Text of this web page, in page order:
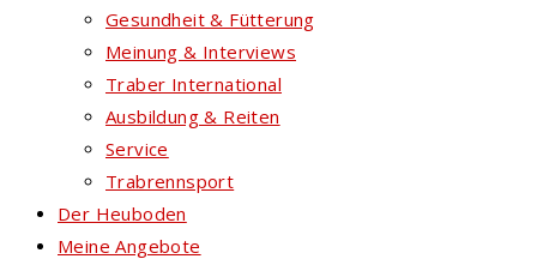
Gesundheit & Fütterung
Meinung & Interviews
Traber International
Ausbildung & Reiten
Service
Trabrennsport
Der Heuboden
Meine Angebote